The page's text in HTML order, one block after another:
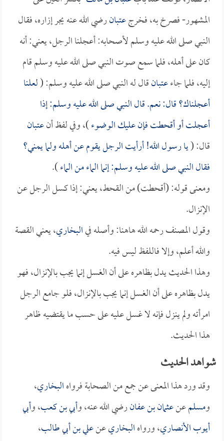
المشهور- فصرخ به، فخرجعتبانرضي الله عنه يجر إزاره، فقال
النبي صلى الله عليه وسلم لأصحابه: أعجلنا الرجل، يعني: أنه
كان على أهله، فلما سمع صوت النبي صلى الله عليه وسلم قام
إليه، فلما جاءعتبانقال له النبي صلى الله عليه وسلم: (لعلنا
أعجلناك؟ قال: نعم. قال النبي صلى الله عليه وسلم: إذا
أعجلت أو أقحطت فإن عليك الوضوء)، وفي لفظ أنعتبان
قال: (يا رسول الله! أرأيت الرجل يقوم عن أهله ولما يمني؟
فقال النبي صلى الله عليه وسلم: إنما الماء من الماء).
ومعنى قوله: (أقحطت) من القحط، يعني: إذا كسل الرجل عن
الإنزال.
وقول المصنف رحمه الله هاهنا: وأصله فيالبخاري، يعني القصة
والله أعلم، وإلا فاللفظ ليس فيه.
وهذا الحديث يدل بظاهره على أن الغسل إنما يجب بالإنزال، فهو
يدل بظاهره على أن الغسل إنما يجب بالإنزال، فلو جامع الرجل
امرأته ولم ينزل فإنه لا غسل عليه على حسب ما يقتضيه ظاهر
هذا الحديث.
شواهد الحديث
وقد ورد هذا المعنى عن جمع من الصحابة فرواهالبخاري،
ومسلمعنعثمان بن عفانرضي الله عنه، وأبي بن كعب، وأبي
أيوب الأنصاري، ورواهالبخاريعنعلي بن أبي طالب،